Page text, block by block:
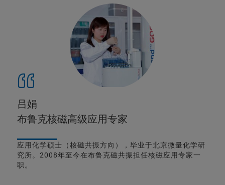
吕娟
布鲁克核磁高级应用专家
应用化学硕士（核磁共振方向），毕业于北京微量化学研
究所。2008年至今在布鲁克磁共振担任核磁应用专家一
职。